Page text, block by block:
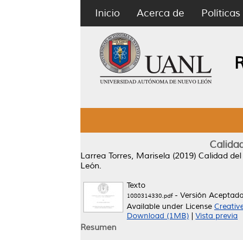
Inicio Acerca de Políticas
Larrea Torres, Marisela (2019) Calidad
León.
Texto
1080314330.pdf- Versión Aceptada
Available under License
Download (1MB)
Vista previa
Resumen